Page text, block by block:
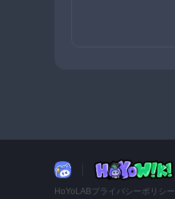
HoYoLABプライバシーポリシー